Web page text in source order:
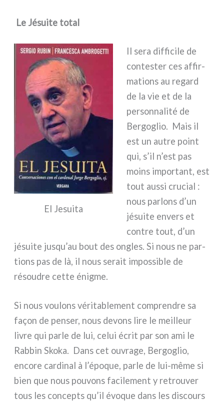
Le Jésuite total
El Jesuita
Il sera dif­fi­ci­le de
con­te­ster ces affir­
ma­tions au regard
de la vie et de la
per­son­na­li­té de
Bergoglio. Mais il
est un autre point
qui, s’il n’est pas
moins impor­tant, est
tout aus­si cru­cial :
nous par­lons d’un
jésui­te envers et
con­tre tout, d’un
jésui­te jusqu’au bout des ongles. Si nous ne par­
tions pas de là, il nous serait impos­si­ble de
résou­dre cet­te énig­me.
Si nous vou­lons véri­ta­ble­ment com­pren­dre sa
façon de pen­ser, nous devons lire le meil­leur
livre qui par­le de lui, celui écrit par son ami le
Rabbin Skoka. Dans cet ouvra­ge, Bergoglio,
enco­re car­di­nal à l’époque, par­le de lui-même si
bien que nous pou­vons faci­le­ment y retrou­ver
tous les con­cep­ts qu’il évo­que dans les discours